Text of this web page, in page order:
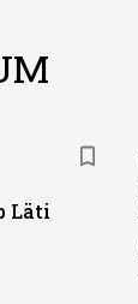
Läti